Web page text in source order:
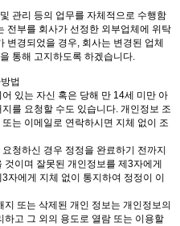
관리 등의 업무를 자체적으로 수행함
전부를 회사가 선정한 외부업체에 위탁
변경되었을 경우, 회사는 변경된 업체
통해 고지하도록 하겠습니다.
법
있는 자신 혹은 당해 만 14세 미만 아
를 요청할 수도 있습니다. 개인정보 조
는 이메일로 연락하시면 지체 없이 조
청하신 경우 정정을 완료하기 전까지
이며 잘못된 개인정보를 제3자에게
자에게 지체 없이 통지하여 정정이 이
또는 삭제된 개인 정보는 개인정보의
고 그 외의 용도로 열람 또는 이용할